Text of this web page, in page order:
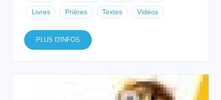
Livres Prières Textes Vidéos
PLUS D'INFOS